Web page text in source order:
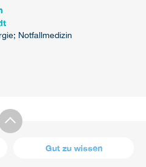
Notfallmedizin
Gut zu wissen